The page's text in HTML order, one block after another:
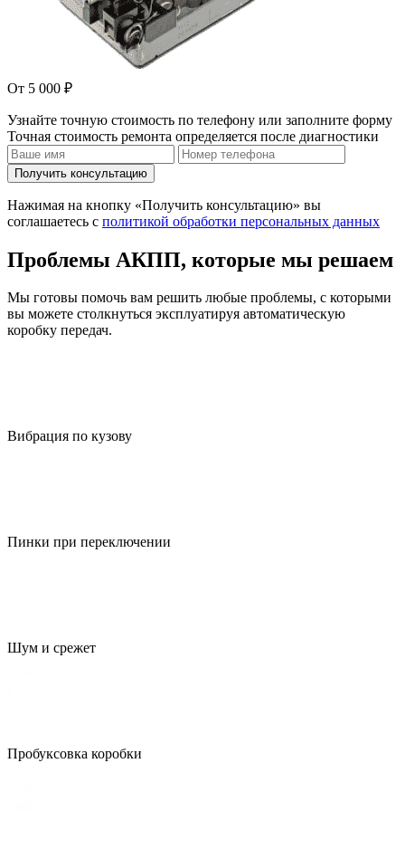
От 5 000 ₽
Узнайте точную стоимость по телефону или заполните форму
Точная стоимость ремонта определяется после диагностики
Получить консультацию
Нажимая на кнопку «Получить консультацию» вы
соглашаетесь с политикой обработки персональных данных
Проблемы АКПП, которые мы решаем
Мы готовы помочь вам решить любые проблемы, с которыми
вы можете столкнуться эксплуатируя автоматическую
коробку передач.
Вибрация по кузову
Пинки при переключении
Шум и срежет
Пробуксовка коробки